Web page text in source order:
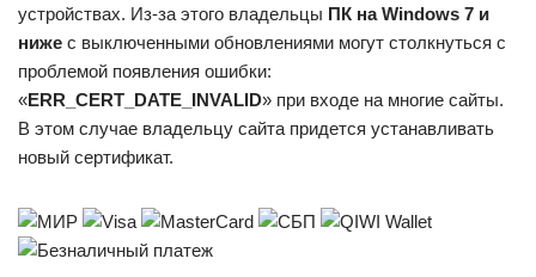
устройствах. Из-за этого владельцы ПК на Windows 7 и
ниже с выключенными обновлениями могут столкнуться с
проблемой появления ошибки:
«ERR_CERT_DATE_INVALID» при входе на многие сайты.
В этом случае владельцу сайта придется устанавливать
новый сертификат.